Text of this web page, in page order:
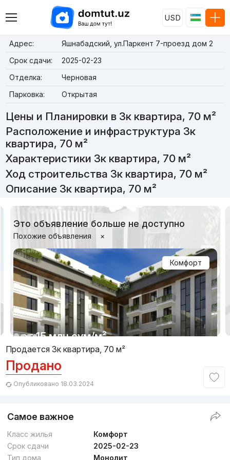
USD
Адрес:
Яшнабадский, ул.Паркент 7-проезд дом 2
Срок сдачи:
2025-02-23
Отделка:
Черновая
Парковка:
Открытая
Цены и Планировки в 3к квартира, 70 м²
Расположение и инфраструктура 3к
квартира, 70 м²
Характеристики 3к квартира, 70 м²
Ход строительства 3к квартира, 70 м²
Описание 3к квартира, 70 м²
Это объявление больше не доступно
Похожие объявления ×
Комфорт
от15 млн сум/м²
Сдан 2025,
ЖК «Parkent Gardens»
1/14
Продается 3к квартира, 70 м²
Продано
Опубликовано 18.03.2024
Самое важное
Класс жилья
Комфорт
Срок сдачи
2025-02-23
Тип дома
Монолит